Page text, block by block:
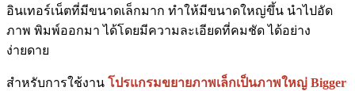
อินเทอร์เน็ตที่มีขนาดเล็กมาก ทำให้มีขนาดใหญ่ขึ้น นำไปอัด
ภาพ พิมพ์ออกมา ได้โดยมีความละเอียดที่คมชัด ได้อย่าง
ง่ายดาย
สำหรับการใช้งาน โปรแกรมขยายภาพเล็กเป็นภาพใหญ่ Bigger